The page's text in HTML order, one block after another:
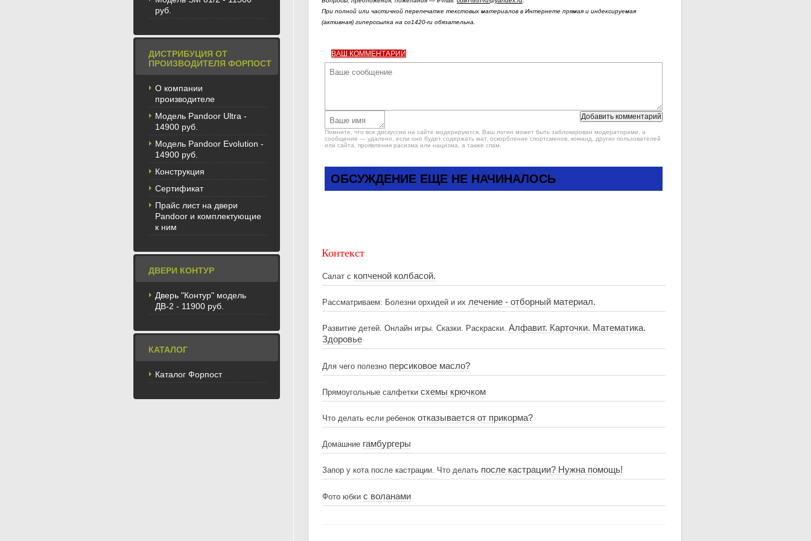
руб.
ДИСТРИБУЦИЯ ОТ
ПРОИЗВОДИТЕЛЯ ФОРПОСТ
О компании
производителе
Модель Pandoor Ultra -
14900 руб.
Модель Pandoor Evolution -
14900 руб.
Конструкция
Сертификат
Прайс лист на двери
Pandoor и комплектующие
к ним
ДВЕРИ КОНТУР
Дверь "Контур" модель
ДВ-2 - 11900 руб.
КАТАЛОГ
Каталог Форпост
При полной или частичной перепечатке текстовых материалов в Интернете прямая и индексируемая
(активная) гиперссылка на co1420-ru обязательна.
ВАШ КОММЕНТАРИЙ
Помните, что все дискуссии на сайте модерируются. Ваш логин может быть заблокирован модераторами, а
сообщение — удалено, если оно будет содержать мат, оскорбление спортсменов, команд, других пользователей
или сайта, проявления расизма или нацизма, а также спам.
ОБСУЖДЕНИЕ ЕЩЕ НЕ НАЧИНАЛОСЬ
Контекст
Салат c копченой колбасой.
Рассматриваем: Болезни орхидей и их лечение - отборный материал.
Развитие детей. Онлайн игры. Сказки. Раскраски. Алфавит. Карточки. Математика.
Здоровье
Для чего полезно персиковое масло?
Прямоугольные сaлфетки схемы крючком
Что делать если ребенок отказывается от прикорма?
Домашние гамбургеры
Запор у кота после кастрации. Что делать после кастрации? Нужна помощь!
Фото юбки с воланами